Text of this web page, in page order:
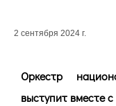
2 сентября 2024 г.
Оркестр
выступит вместе